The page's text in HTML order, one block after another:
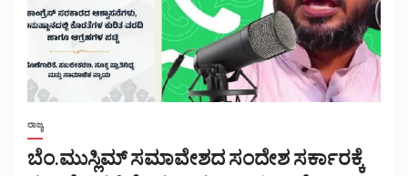
ರಾಜ್ಯ
ಬೆಂ.ಮುಸ್ಲಿಮ್ ಸಮಾವೇಶದ ಸಂದೇಶ ಸರ್ಕಾರಕ್ಕೆ